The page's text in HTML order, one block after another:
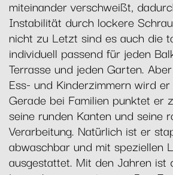
miteinander verschweißt,
Instabilität durch lockere
nicht zu Letzt sind es auch die
individuell passend für jeden
Terrasse und jeden Garten.
Ess- und Kinderzimmern wird
Gerade bei Familien punktet er
seine runden Kanten und seine
Verarbeitung. Natürlich ist er
abwaschbar und mit speziellen
ausgestattet. Mit den Jahren ist